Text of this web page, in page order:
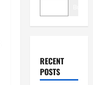
RECENT
POSTS